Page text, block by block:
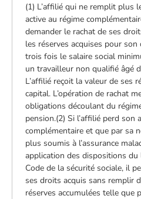
(1) L’affilié qui ne remplit plus
active au régime
demander le rachat de ses
les réserves acquises pour
trois fois le salaire social
un travailleur non qualifié âgé
L’affilié reçoit la valeur de ses
capital. L’opération de rachat
obligations découlant du
pension.(2) Si l’affilié perd son
complémentaire et que par sa
plus soumis à l’assurance
application des dispositions du
Code de la sécurité sociale, il
ses droits acquis sans remplir
réserves accumulées telle que